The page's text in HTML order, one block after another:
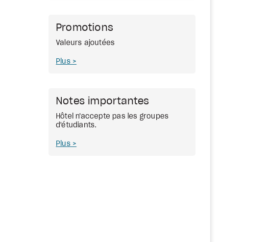
Promotions
Valeurs ajoutées
Plus
Notes importantes
Hôtel n'accepte pas les groupes
d'étudiants.
Plus